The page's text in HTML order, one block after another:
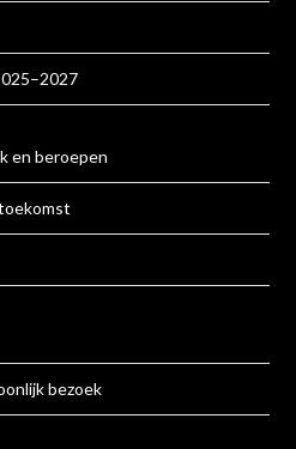
en beroepen
bezoek